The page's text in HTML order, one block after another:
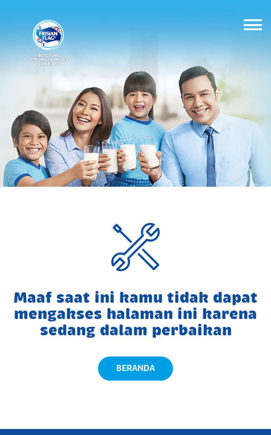
BUILDING
STRONG FAMILIES
SINCE 1871
Maaf saat ini kamu tidak dapat
mengakses halaman ini karena
sedang dalam perbaikan
BERANDA